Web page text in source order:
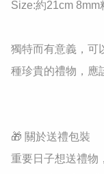
Size:約21cm 8mm
獨特而有意義，可
種珍貴的禮物，應
🎁 關於送禮包裝
重要日子想送禮物